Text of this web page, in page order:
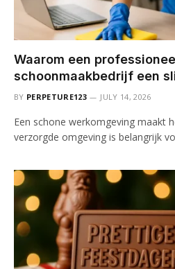
Waarom een
schoonmaakbedrijf een
BY PERPETURE123 JULY 14, 2026
Een schone werkomgeving maakt
verzorgde omgeving is belangrijk